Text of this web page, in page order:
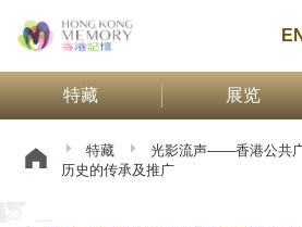
特藏 展览
特藏 光影流声——香港公共
历史的传承及推广